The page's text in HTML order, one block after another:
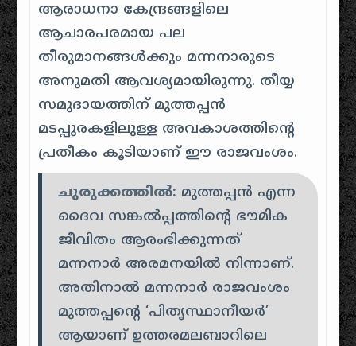
ആരാധനാ കേന്ദ്രങ്ങളിലെ
ആചാരപരമായ പല
തീരുമാനങ്ങൾക്കും മന്നനാരുടെ
അനുമതി ആവശ്യമായിരുന്നു. തീയ്യ
സമുദായത്തിന് മുത്തപ്പൻ
മടപ്പുരകളിലുള്ള അവകാശത്തിന്റെ
പ്രതീകം കൂടിയാണ് ഈ രാജവംശം.
ചുരുക്കത്തിൽ: മുത്തപ്പൻ എന്ന
ദൈവ സങ്കൽപ്പത്തിന്റെ ഭൗമിക
ജീവിതം ആരംഭിക്കുന്നത്
മന്നനാർ അരമനയിൽ നിന്നാണ്.
അതിനാൽ മന്നനാർ രാജവംശം
മുത്തപ്പന്റെ ‘പിതൃസ്ഥാനീയർ’
ആയാണ് ഉത്തരമലബാറിലെ